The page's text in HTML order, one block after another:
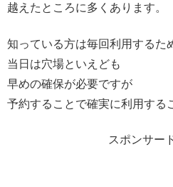
越えたところに多くあります。
知っている方は毎回利用するた
当日は穴場といえども
早めの確保が必要ですが
予約することで確実に利用する
スポンサー